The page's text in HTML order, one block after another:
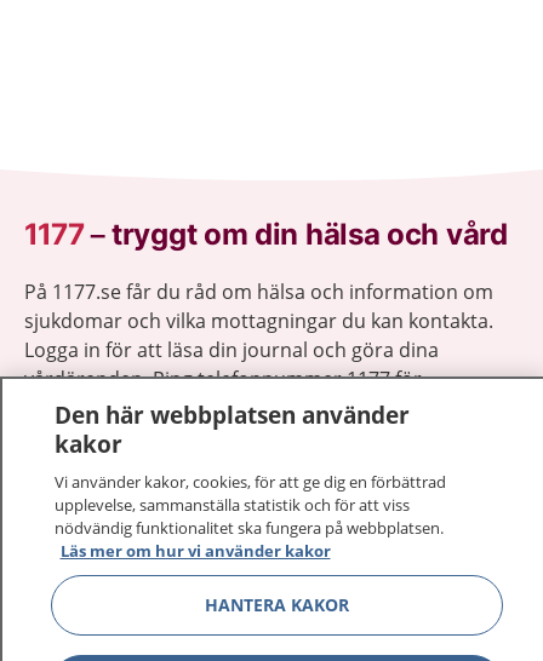
1177–tryggt om din hälsa och vård
På 1177.se får du råd om hälsa och information om
sjukdomar och vilka mottagningar du kan kontakta.
Logga in för att läsa din journal och göra dina
vårdärenden. Ring telefonnummer 1177 för
sjukvårdsrådgivning dygnet runt.
1177 ger dig råd när du vill må bättre.
1177 på flera språk Visa
Visa
Den här webbplatsen använder
kakor
Vi använder kakor, cookies, för att ge dig en förbättrad
upplevelse, sammanställa statistik och för att viss
nödvändig funktionalitet ska fungera på webbplatsen.
Läs mer om hur vi använder kakor
HANTERA KAKOR